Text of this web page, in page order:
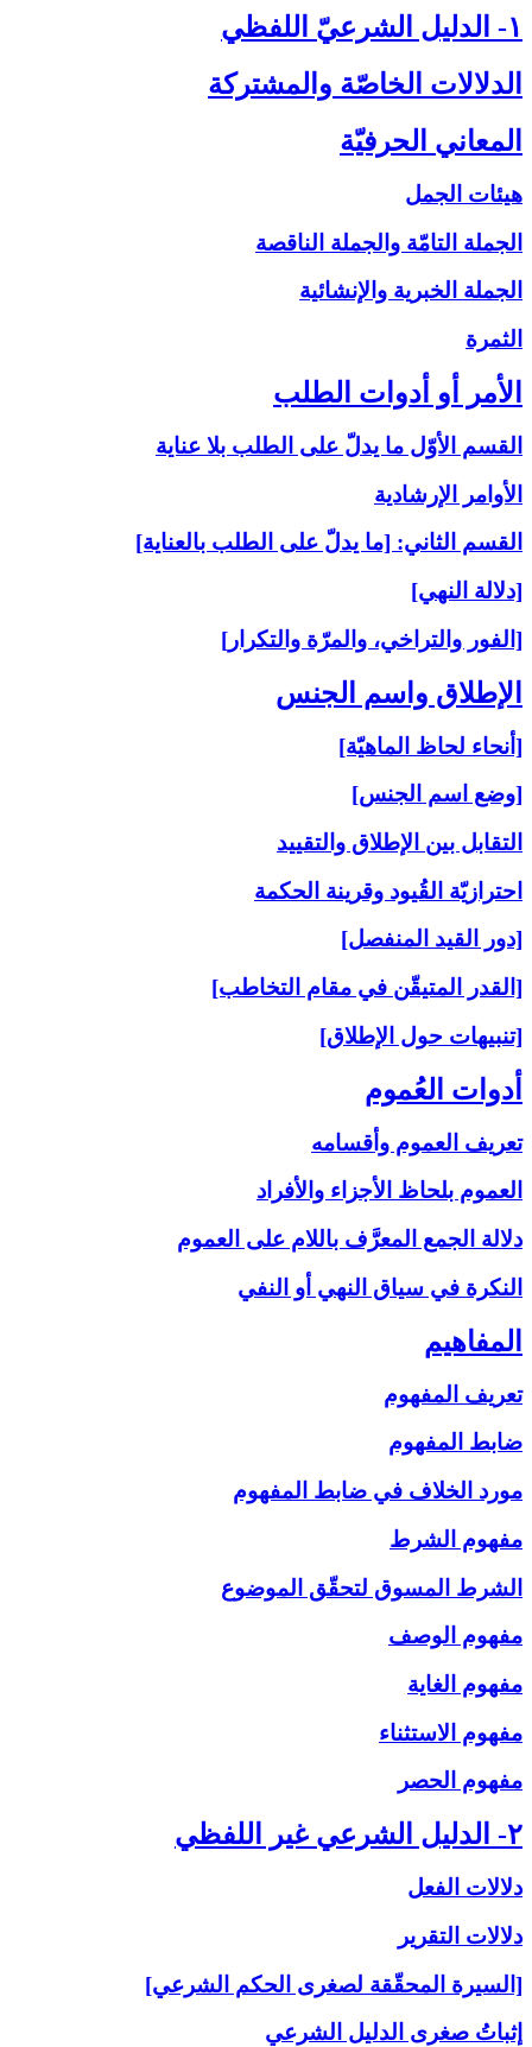
۱- الدليل الشرعيّ اللفظي‏
الدلالات الخاصّة والمشتركة
المعاني الحرفيّة
هيئات الجمل
الجملة التامّة والجملة الناقصة
الجملة الخبرية والإنشائية
الثمرة
الأمر أو أدوات الطلب‏
القسم الأوّل ما يدلّ على الطلب بلا عناية
الأوامر الإرشادية
القسم الثاني: [ما يدلّ على الطلب بالعناية]
[دلالة النهي]
[الفور والتراخي، والمرّة والتكرار]
الإطلاق واسم الجنس‏
[أنحاء لحاظ الماهيّة]
[وضع اسم الجنس]
التقابل بين الإطلاق والتقييد
احترازيّة القُيود وقرينة الحكمة
[دور القيد المنفصل]
[القدر المتيقّن في مقام التخاطب]
[تنبيهات حول الإطلاق]
أدوات العُموم
تعريف العموم وأقسامه
العموم بلحاظ الأجزاء والأفراد
دلالة الجمع المعرَّف باللام على‏ العموم
النكرة في سياق النهي أو النفي
المفاهيم‏
تعريف المفهوم
ضابط المفهوم
مورد الخلاف في ضابط المفهوم
مفهوم الشرط
الشرط المسوق لتحقّق الموضوع
مفهوم الوصف
مفهوم الغاية
مفهوم الاستثناء
مفهوم الحصر
۲- الدليل الشرعي غير اللفظي
دلالات الفعل
دلالات التقرير
[السيرة المحقّقة لصغرى الحكم الشرعي]
إثباتُ‏ صغرى‏ الدليل الشرعي‏